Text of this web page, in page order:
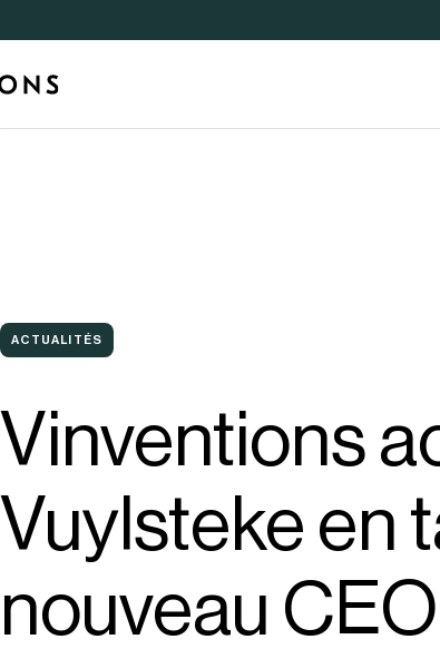
ACTUALITÉS
Vinventions
Vuylsteke en
nouveau CEO